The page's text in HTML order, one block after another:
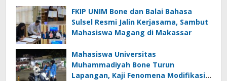
FKIP UNIM Bone dan Balai Bahasa
Sulsel Resmi Jalin Kerjasama, Sambut
Mahasiswa Magang di Makassar
Mahasiswa Universitas
Muhammadiyah Bone Turun
Lapangan, Kaji Fenomena Modifikasi